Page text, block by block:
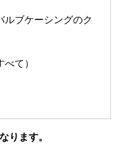
ルブケーシングのク
て）
ります。